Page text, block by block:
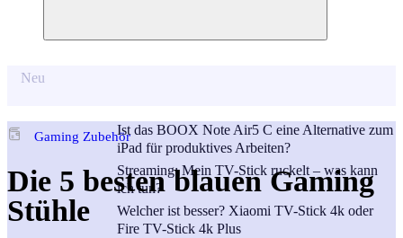
Suchen
Neu
Ist das BOOX Note Air5 C eine Alternative zum
iPad für produktives Arbeiten?
Streaming: Mein TV-Stick ruckelt – was kann
ich tun?
Welcher ist besser? Xiaomi TV-Stick 4k oder
Fire TV-Stick 4k Plus
Gaming Zubehör
Die 5 besten blauen Gaming
Stühle